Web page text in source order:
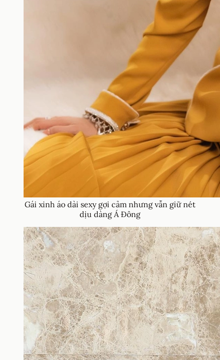
Gái xinh áo dài sexy gợi cảm nhưng vẫn giữ nét
dịu dàng Á Đông